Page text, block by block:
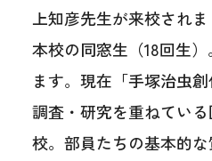
上知彦先生が来校されま
本校の同窓生（18回生
ます。現在「手塚治虫
調査・研究を重ねてい
校。部員たちの基本的